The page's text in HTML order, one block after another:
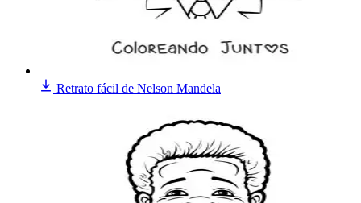
Retrato fácil de Nelson Mandela